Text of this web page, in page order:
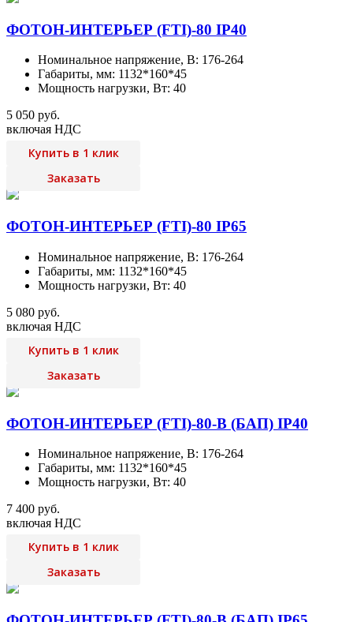
ФОТОН-ИНТЕРЬЕР (FTI)-80 IP40
Номинальное напряжение, В: 176-264
Габариты, мм: 1132*160*45
Мощность нагрузки, Вт: 40
5 050 руб.
включая НДС
Купить в 1 клик
Заказать
ФОТОН-ИНТЕРЬЕР (FTI)-80 IP65
Номинальное напряжение, В: 176-264
Габариты, мм: 1132*160*45
Мощность нагрузки, Вт: 40
5 080 руб.
включая НДС
Купить в 1 клик
Заказать
ФОТОН-ИНТЕРЬЕР (FTI)-80-В (БАП) IP40
Номинальное напряжение, В: 176-264
Габариты, мм: 1132*160*45
Мощность нагрузки, Вт: 40
7 400 руб.
включая НДС
Купить в 1 клик
Заказать